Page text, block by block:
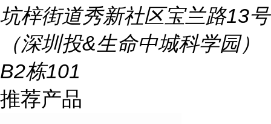
坑梓街道秀新社区宝兰路13号
（深圳投&生命中城科学园）
B2栋101
推荐产品